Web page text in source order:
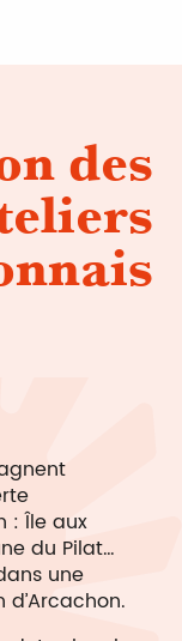
des
: Île aux
du Pilat…
une